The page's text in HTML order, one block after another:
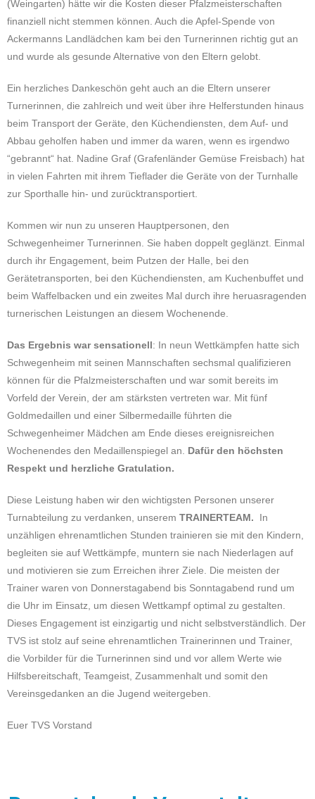
(Weingarten) hätte wir die Kosten dieser Pfalzmeisterschaften
finanziell nicht stemmen können. Auch die Apfel-Spende von
Ackermanns Landlädchen kam bei den Turnerinnen richtig gut an
und wurde als gesunde Alternative von den Eltern gelobt.
Ein herzliches Dankeschön geht auch an die Eltern unserer
Turnerinnen, die zahlreich und weit über ihre Helferstunden hinaus
beim Transport der Geräte, den Küchendiensten, dem Auf- und
Abbau geholfen haben und immer da waren, wenn es irgendwo
“gebrannt“ hat. Nadine Graf (Grafenländer Gemüse Freisbach) hat
in vielen Fahrten mit ihrem Tieflader die Geräte von der Turnhalle
zur Sporthalle hin- und zurücktransportiert.
Kommen wir nun zu unseren Hauptpersonen, den
Schwegenheimer Turnerinnen. Sie haben doppelt geglänzt. Einmal
durch ihr Engagement, beim Putzen der Halle, bei den
Gerätetransporten, bei den Küchendiensten, am Kuchenbuffet und
beim Waffelbacken und ein zweites Mal durch ihre heruasragenden
turnerischen Leistungen an diesem Wochenende.
Das Ergebnis war sensationell: In neun Wettkämpfen hatte sich
Schwegenheim mit seinen Mannschaften sechsmal qualifizieren
können für die Pfalzmeisterschaften und war somit bereits im
Vorfeld der Verein, der am stärksten vertreten war. Mit fünf
Goldmedaillen und einer Silbermedaille führten die
Schwegenheimer Mädchen am Ende dieses ereignisreichen
Wochenendes den Medaillenspiegel an. Dafür den höchsten
Respekt und herzliche Gratulation.
Diese Leistung haben wir den wichtigsten Personen unserer
Turnabteilung zu verdanken, unserem TRAINERTEAM.
In
unzähligen ehrenamtlichen Stunden trainieren sie mit den Kindern,
begleiten sie auf Wettkämpfe, muntern sie nach Niederlagen auf
und motivieren sie zum Erreichen ihrer Ziele. Die meisten der
Trainer waren von Donnerstagabend bis Sonntagabend rund um
die Uhr im Einsatz, um diesen Wettkampf optimal zu gestalten.
Dieses Engagement ist einzigartig und nicht selbstverständlich. Der
TVS ist stolz auf seine ehrenamtlichen Trainerinnen und Trainer,
die Vorbilder für die Turnerinnen sind und vor allem Werte wie
Hilfsbereitschaft, Teamgeist, Zusammenhalt und somit den
Vereinsgedanken an die Jugend weitergeben.
Euer TVS Vorstand